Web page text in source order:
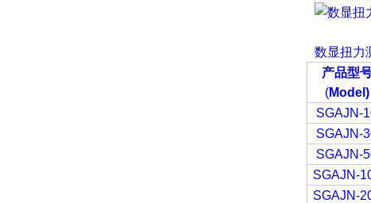
数显扭力
产品型
(Model)
SGAJN-
SGAJN-
SGAJN-
SGAJN-
SGAJN-